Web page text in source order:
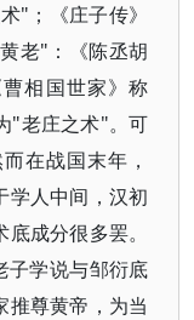
"；《庄子传》
老"：《陈丞胡
相国世家》称
"老庄之术"。可
在战国末年，
学人中间，汉初
成分很多罢。
子学说与邹衍底
推尊黄帝，为当